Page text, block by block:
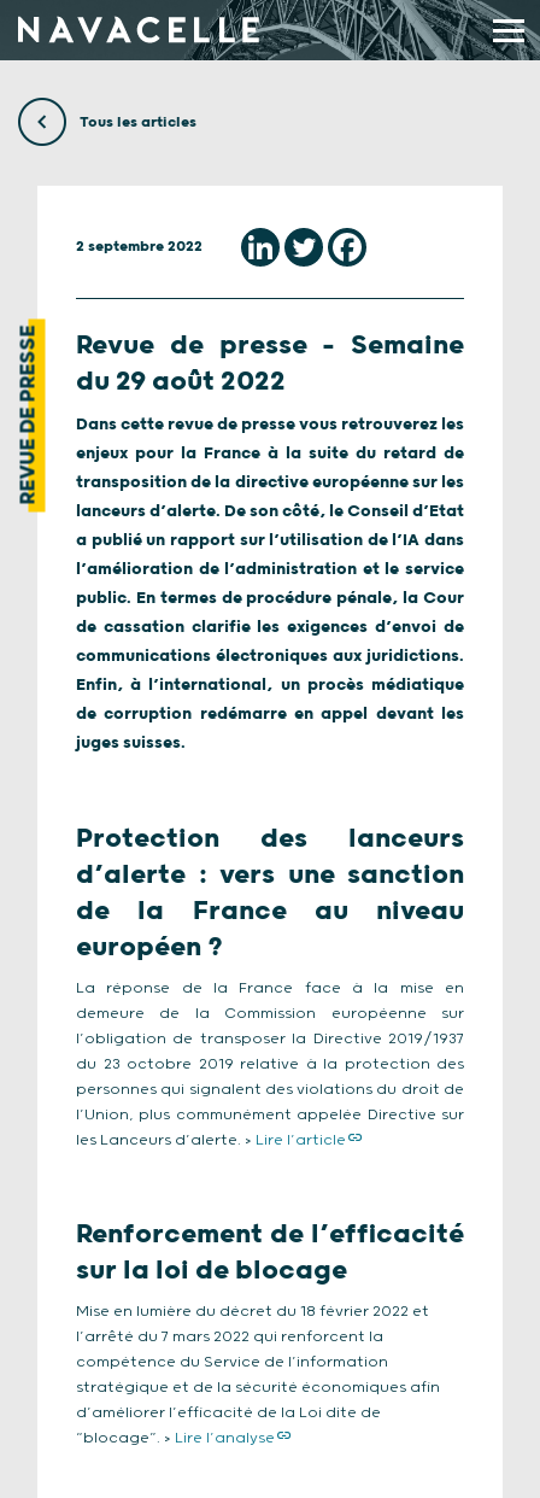
Tous les articles
REVUE DE PRESSE
2 septembre 2022
Revue de presse – Semaine
du 29 août 2022
Dans cette revue de presse vous retrouverez les
enjeux pour la France à la suite du retard de
transposition de la directive européenne sur les
lanceurs d’alerte. De son côté, le Conseil d’Etat
a publié un rapport sur l’utilisation de l’IA dans
l’amélioration de l’administration et le service
public. En termes de procédure pénale, la Cour
de cassation clarifie les exigences d’envoi de
communications électroniques aux juridictions.
Enfin, à l’international, un procès médiatique
de corruption redémarre en appel devant les
juges suisses.
Protection des lanceurs
d’alerte : vers une sanction
de la France au niveau
européen ?
La réponse de la France face à la mise en
demeure de la Commission européenne sur
l’obligation de transposer la Directive 2019/1937
du 23 octobre 2019 relative à la protection des
personnes qui signalent des violations du droit de
l’Union, plus communément appelée Directive sur
les Lanceurs d’alerte. > Lire l’article
Renforcement de l’efficacité
sur la loi de blocage
Mise en lumière du décret du 18 février 2022 et
l’arrêté du 7 mars 2022 qui renforcent la
compétence du Service de l’information
stratégique et de la sécurité économiques afin
d’améliorer l’efficacité de la Loi dite de
“blocage”. > Lire l’analyse